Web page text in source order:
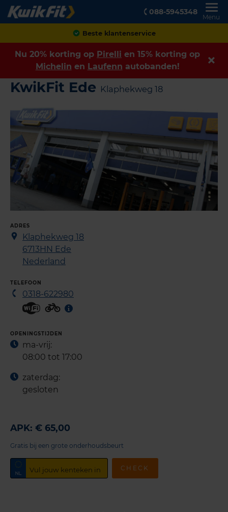
088-5945348
Menu
Beste klantenservice
Nu 20% korting op Pirelli en 15% korting op
Michelin en Laufenn autobanden!
KwikFit Ede Klaphekweg 18
ADRES
Klaphekweg 18
6713HN Ede
Nederland
TELEFOON
0318-622980
OPENINGSTIJDEN
ma-vrij:
08:00 tot 17:00
zaterdag:
gesloten
APK: € 65,00
Gratis bij een grote onderhoudsbeurt
CHECK